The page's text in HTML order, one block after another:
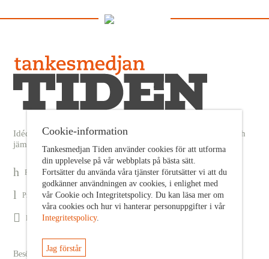
Idédebatt och analys som förnyar arbetarrörelsens frihets- och
jämlikhetssträvan
Prenumerera på nyhetsbrev
Prenumerera på Tiden Magasin
Följ oss på Facebook
Besöksadress: Sveavägen 68
Cookie-information
Tankesmedjan Tiden använder cookies för att utforma
din upplevelse på vår webbplats på bästa sätt.
Fortsätter du använda våra tjänster förutsätter vi att du
godkänner användningen av cookies, i enlighet med
vår Cookie och Integritetspolicy. Du kan läsa mer om
våra cookies och hur vi hanterar personuppgifter i vår
Integritetspolicy.
Jag förstår